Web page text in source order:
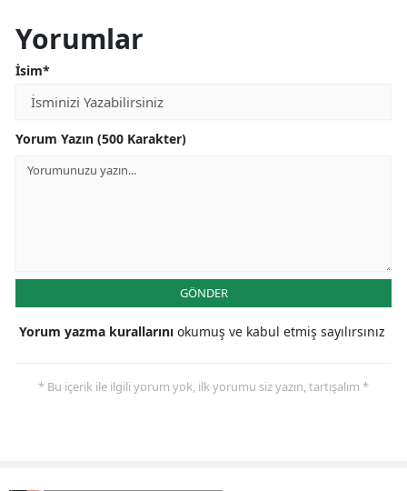
Bartın
Yorumlar
İsim*
Yorum Yazın (500 Karakter)
GÖNDER
Yorum yazma kurallarını okumuş ve kabul etmiş sayılırsınız
* Bu içerik ile ilgili yorum yok, ilk yorumu siz yazın, tartışalım *